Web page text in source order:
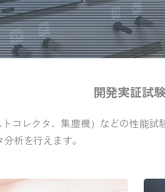
開発実証試
トコレクタ、集塵機）などの性能
析を行えます。